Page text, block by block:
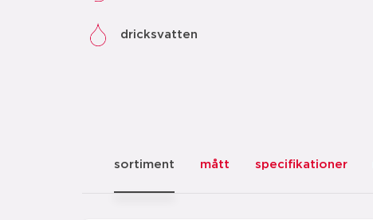
dricksvatten
sortiment mått specifikationer